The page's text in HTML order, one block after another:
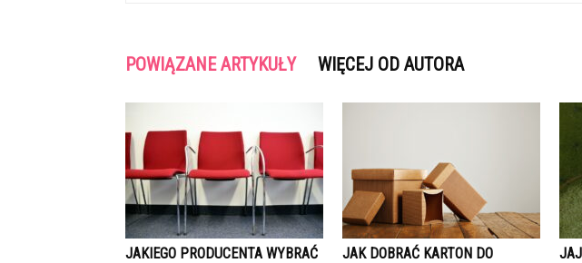
POWIĄZANE ARTYKUŁY WIĘCEJ OD AUTORA
JAKIEGO PRODUCENTA WYBRAĆ
JAK DOBRAĆ KARTON DO